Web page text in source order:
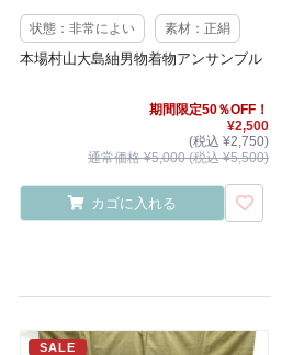
状態：非常によい 素材：正絹
本場村山大島紬男物着物アンサンブル
期間限定50％OFF！
¥2,500
(税込 ¥2,750)
通常価格 ¥5,000 (税込 ¥5,500)
カゴに入れる
SALE